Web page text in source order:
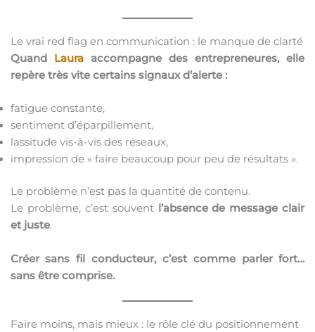
Le vrai red flag en communication : le manque de clarté
Quand Lauraaccompagne des entrepreneures, elle
repère très vite certains signaux d’alerte :
fatigue constante,
sentiment d’éparpillement,
lassitude vis-à-vis des réseaux,
impression de « faire beaucoup pour peu de résultats ».
Le problème n’est pas la quantité de contenu.
Le problème, c’est souvent l’absence de message clair
et juste.
Créer sans fil conducteur, c’est comme parler fort…
sans être comprise.
Faire moins, mais mieux : le rôle clé du positionnement